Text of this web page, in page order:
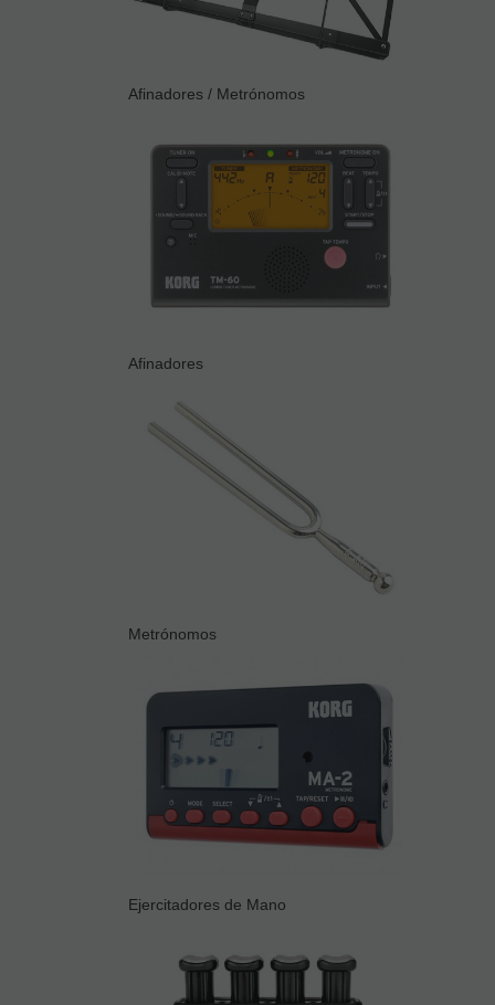
Afinadores / Metrónomos
Afinadores
Metrónomos
Ejercitadores de Mano